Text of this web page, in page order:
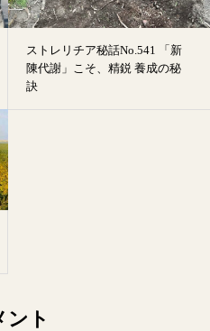
ストレリチア秘話No.541 「新
陳代謝」こそ、精鋭 養成の秘
訣
ント